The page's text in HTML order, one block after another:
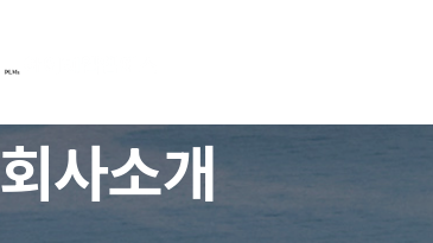
회사소개